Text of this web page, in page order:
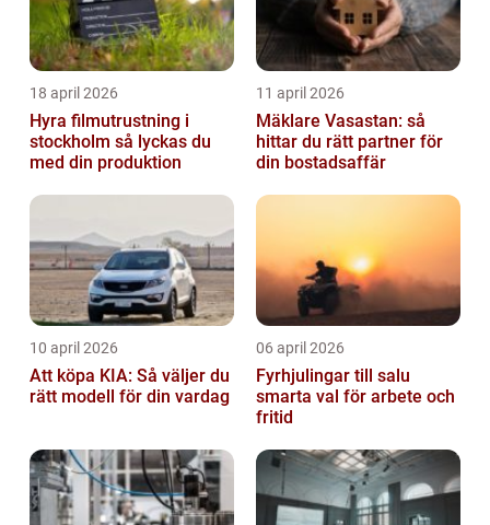
18 april 2026
Hyra filmutrustning i
stockholm så lyckas du
med din produktion
11 april 2026
Mäklare Vasastan: så
hittar du rätt partner för
din bostadsaffär
10 april 2026
Att köpa KIA: Så väljer du
rätt modell för din vardag
06 april 2026
Fyrhjulingar till salu
smarta val för arbete och
fritid